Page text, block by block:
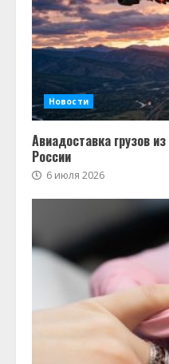
Новости
Авиадоставка грузов
России
6 июля 2026